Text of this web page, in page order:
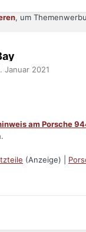
, um
Januar 2021
am Porsche
(Anzeige) |